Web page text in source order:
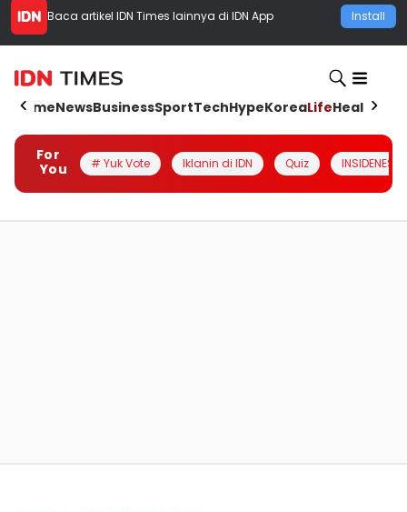
Baca artikel IDN Times lainnya di IDN App Install
HomeNewsBusinessSportTechHypeKoreaLifeHealth
For
You
# Yuk Vote Iklanin di IDN Quiz INSIDENESIA